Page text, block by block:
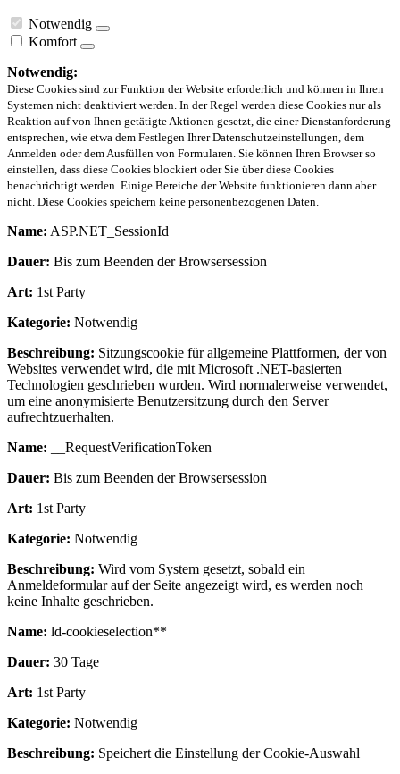
Notwendig
Komfort
Notwendig:
Diese Cookies sind zur Funktion der Website erforderlich und können in Ihren
Systemen nicht deaktiviert werden. In der Regel werden diese Cookies nur als
Reaktion auf von Ihnen getätigte Aktionen gesetzt, die einer Dienstanforderung
entsprechen, wie etwa dem Festlegen Ihrer Datenschutzeinstellungen, dem
Anmelden oder dem Ausfüllen von Formularen. Sie können Ihren Browser so
einstellen, dass diese Cookies blockiert oder Sie über diese Cookies
benachrichtigt werden. Einige Bereiche der Website funktionieren dann aber
nicht. Diese Cookies speichern keine personenbezogenen Daten.
Name: ASP.NET_SessionId
Dauer: Bis zum Beenden der Browsersession
Art: 1st Party
Kategorie: Notwendig
Beschreibung: Sitzungscookie für allgemeine Plattformen, der von
Websites verwendet wird, die mit Microsoft .NET-basierten
Technologien geschrieben wurden. Wird normalerweise verwendet,
um eine anonymisierte Benutzersitzung durch den Server
aufrechtzuerhalten.
Name: __RequestVerificationToken
Dauer: Bis zum Beenden der Browsersession
Art: 1st Party
Kategorie: Notwendig
Beschreibung: Wird vom System gesetzt, sobald ein
Anmeldeformular auf der Seite angezeigt wird, es werden noch
keine Inhalte geschrieben.
Name: ld-cookieselection**
Dauer: 30 Tage
Art: 1st Party
Kategorie: Notwendig
Beschreibung: Speichert die Einstellung der Cookie-Auswahl